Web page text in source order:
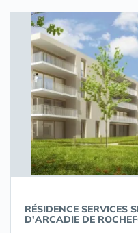
RÉSIDENCE SERVICES
D'ARCADIE DE